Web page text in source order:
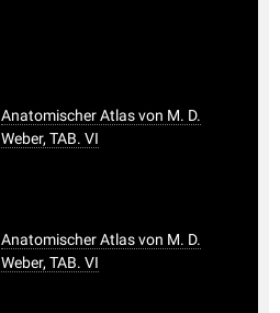
Anatomischer Atlas von M. D.
Weber, TAB. VI
Anatomischer Atlas von M. D.
Weber, TAB. VI